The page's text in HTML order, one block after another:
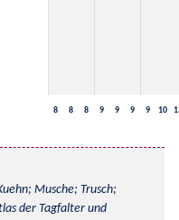
8 8 8 9 9 9 9 10
Musche; Trusch;
der Tagfalter und